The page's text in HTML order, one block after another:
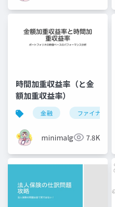
時間加重収益率（と金
額加重収益率）
金融 ファイナンス
minimalgreen7.8K